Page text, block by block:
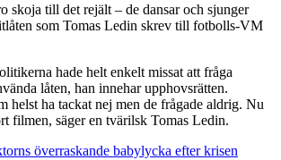
skoja till det rejält – de dansar och sjunger
som Tomas Ledin skrev till fotbolls-VM
hade helt enkelt missat att fråga
låten, han innehar upphovsrätten.
helst ha tackat nej men de frågade aldrig. Nu
filmen, säger en tvärilsk Tomas Ledin.
överraskande babylycka efter krisen